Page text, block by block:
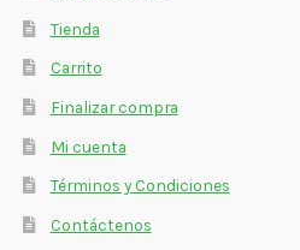
Tienda
Carrito
Finalizar compra
Mi cuenta
Términos y Condiciones
Contáctenos